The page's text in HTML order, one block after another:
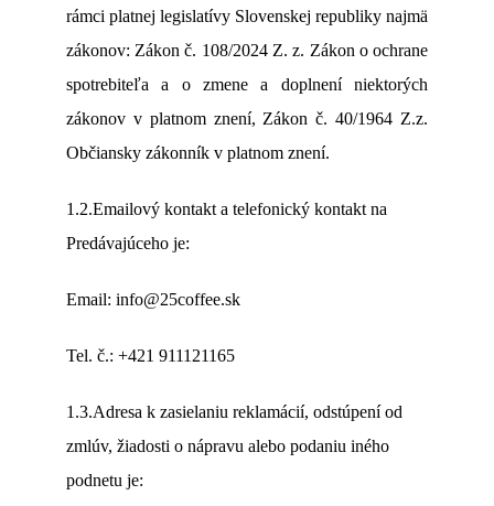
rámci platnej legislatívy Slovenskej republiky najmä
zákonov: Zákon č. 108/2024 Z. z. Zákon o ochrane
spotrebiteľa a o zmene a doplnení niektorých
zákonov v platnom znení, Zákon č. 40/1964 Z.z.
Občiansky zákonník v platnom znení.
1.2.Emailový kontakt a telefonický kontakt na
Predávajúceho je:
Email: info@25coffee.sk
Tel. č.: +421 911121165
1.3.Adresa k zasielaniu reklamácií, odstúpení od
zmlúv, žiadosti o nápravu alebo podaniu iného
podnetu je: